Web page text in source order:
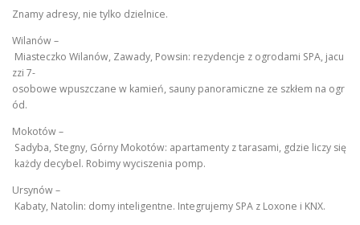
Znamy adresy, nie tylko dzielnice.
Wilanów –
Miasteczko Wilanów, Zawady, Powsin: rezydencje z ogrodami SPA, jacu
zzi 7-
osobowe wpuszczane w kamień, sauny panoramiczne ze szkłem na ogr
ód.
Mokotów –
Sadyba, Stegny, Górny Mokotów: apartamenty z tarasami, gdzie liczy się
każdy decybel. Robimy wyciszenia pomp.
Ursynów –
Kabaty, Natolin: domy inteligentne. Integrujemy SPA z Loxone i KNX.